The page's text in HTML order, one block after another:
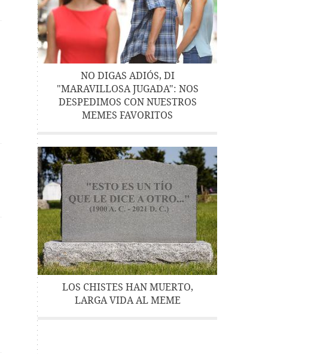
NO DIGAS ADIÓS, DI
"MARAVILLOSA JUGADA": NOS
DESPEDIMOS CON NUESTROS
MEMES FAVORITOS
LOS CHISTES HAN MUERTO,
LARGA VIDA AL MEME